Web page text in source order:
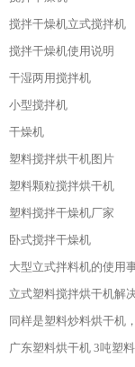
搅拌干燥机立式搅拌机
搅拌干燥机使用说明
干湿两用搅拌机
小型搅拌机
干燥机
塑料搅拌烘干机图片
塑料颗粒搅拌烘干机
塑料搅拌干燥机厂家
卧式搅拌干燥机
大型立式拌料机的使用